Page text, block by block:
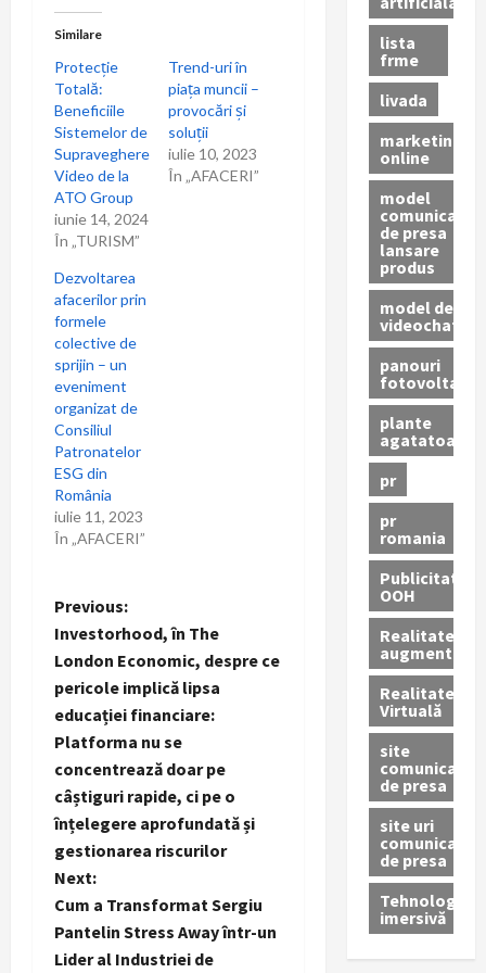
Similare
Protecție
Totală:
Beneficiile
Sistemelor de
Supraveghere
Video de la
ATO Group
iunie 14, 2024
În „TURISM”
Trend-uri în
piața muncii –
provocări și
soluții
iulie 10, 2023
În „AFACERI”
Dezvoltarea
afacerilor prin
formele
colective de
sprijin – un
eveniment
organizat de
Consiliul
Patronatelor
ESG din
România
iulie 11, 2023
În „AFACERI”
P
o
s
t
n
a
v
i
Previous:
Investorhood, în The
London Economic, despre ce
pericole implică lipsa
educației financiare:
Platforma nu se
concentrează doar pe
câștiguri rapide, ci pe o
înțelegere aprofundată și
gestionarea riscurilor
Next:
Cum a Transformat Sergiu
Pantelin Stress Away într-un
Lider al Industriei de
lista
frme
livada
marketing
online
model
comunicat
de presa
lansare
produs
model de
videochat
panouri
fotovoltaice
plante
agatatoare
pr
pr
romania
Publicitate
OOH
Realitatea
augmentată
Realitatea
Virtuală
site
comunicate
de presa
site uri
comunicate
de presa
Tehnologie
imersivă